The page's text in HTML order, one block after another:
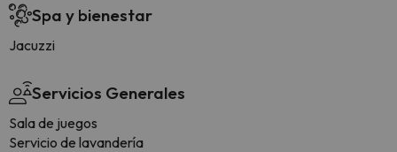
Spa y bienestar
Jacuzzi
Servicios Generales
Sala de juegos
Servicio de lavandería